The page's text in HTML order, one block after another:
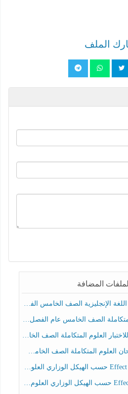
الملف
المضافة
الخامس عام الفصل الدراسي الثالث 2025-2026
المتكاملة الصف الخامس عام الفصل الثالث
الصف الخامس انسبير الفصل الثالث